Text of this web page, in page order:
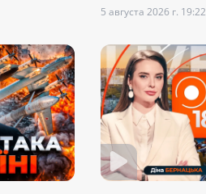
5 августа 2026 г. 19:22